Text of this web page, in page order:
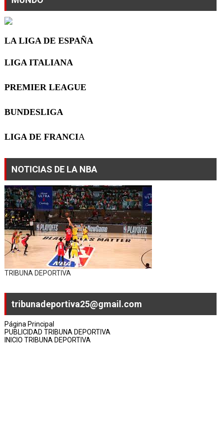
LA LIGA DE ESPAÑA
LIGA ITALIANA
PREMIER LEAGUE
BUNDESLIGA
LIGA DE FRANCIA
NOTICIAS DE LA NBA
TRIBUNA DEPORTIVA
tribunadeportiva25@gmail.com
Página Principal
PUBLICIDAD TRIBUNA DEPORTIVA
INICIO TRIBUNA DEPORTIVA